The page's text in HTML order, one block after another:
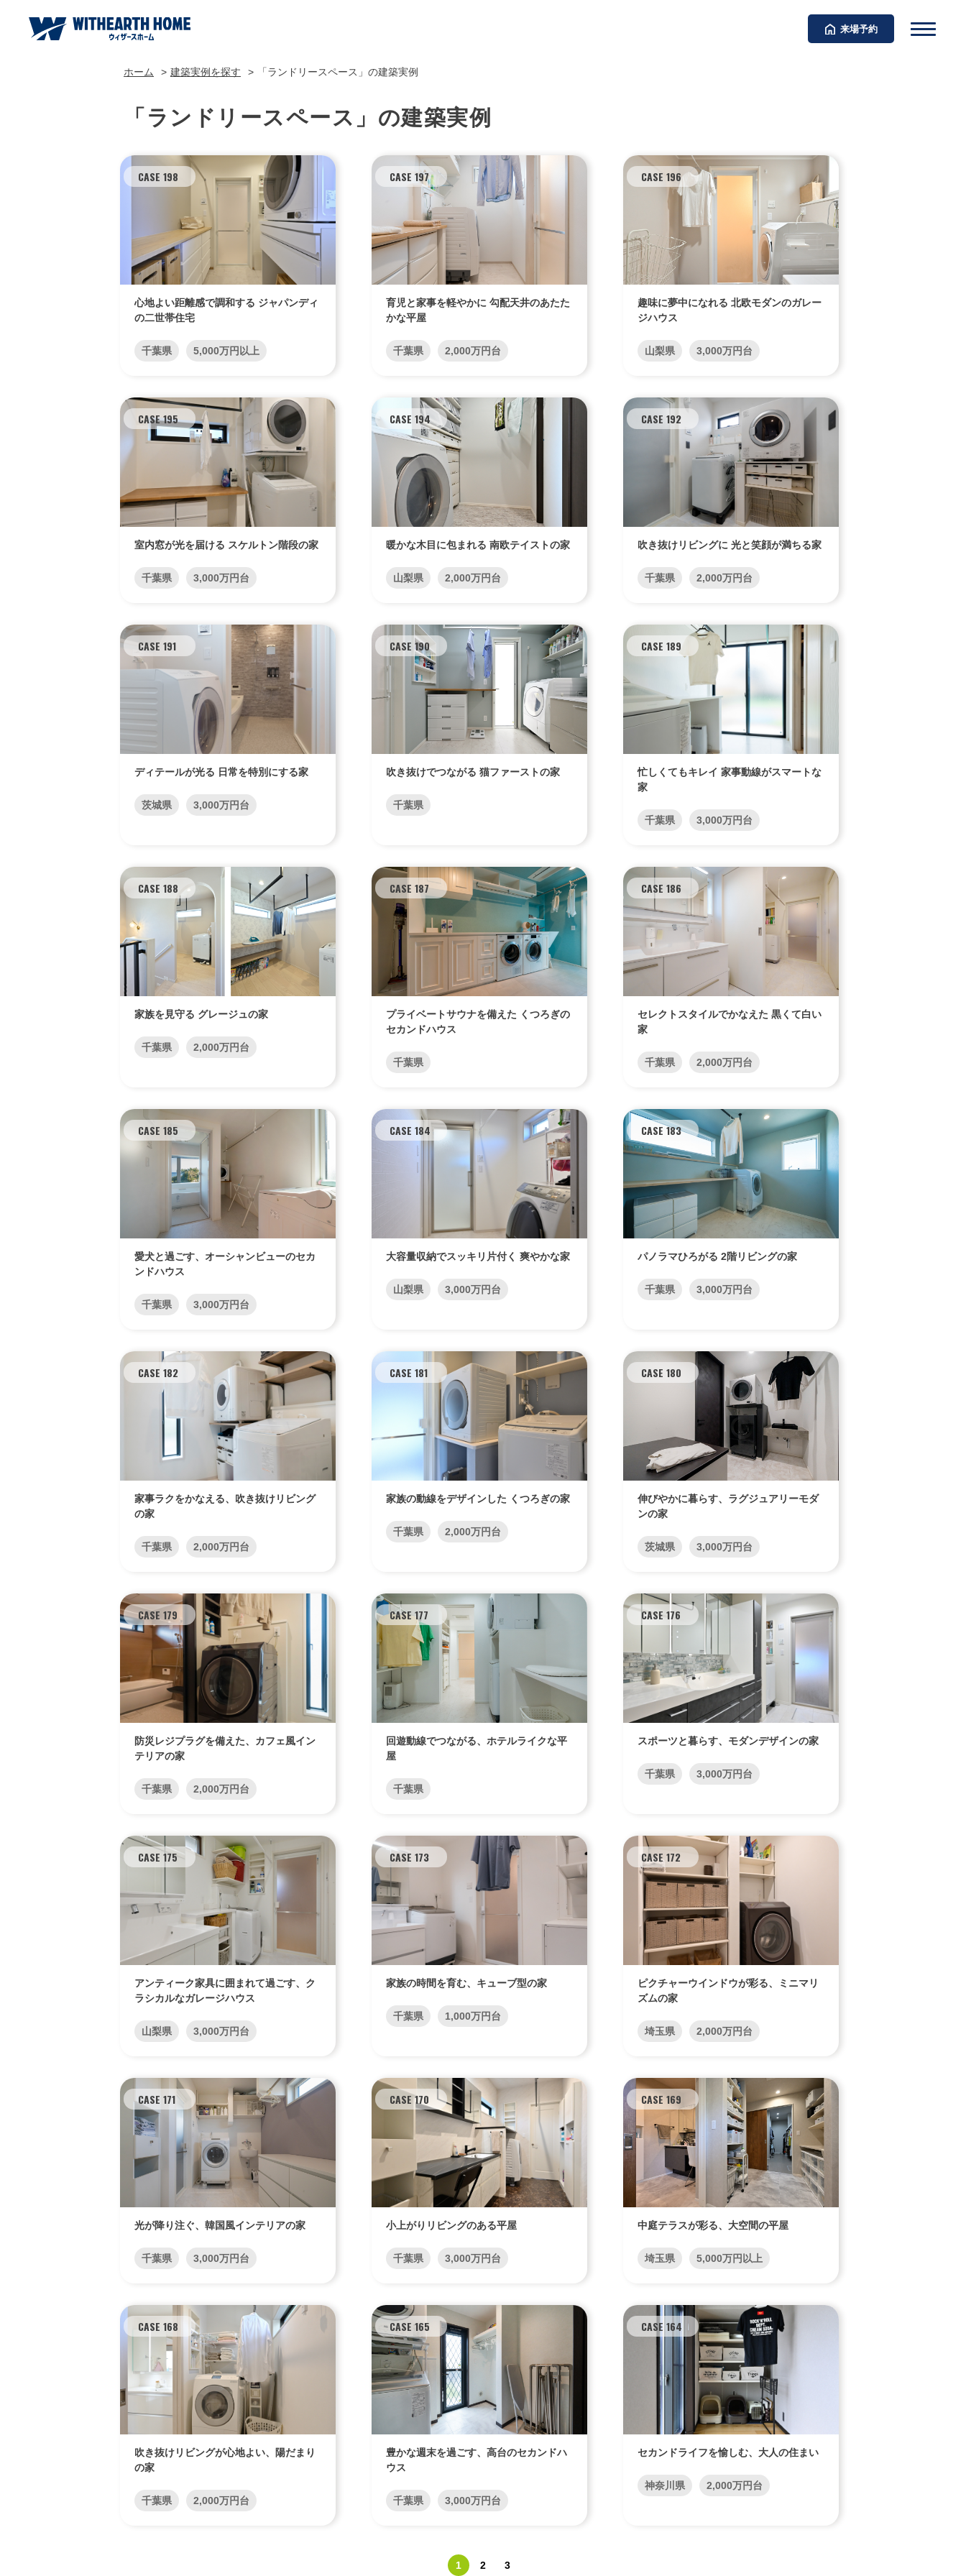
来場予約
WITHEARTH HOME の BEST PLAN
エリア限定商品
ホーム 建築実例を探す 「ランドリースペース」の建築実例
「ランドリースペース」の建築実例
CASE 198
心地よい距離感で調和する ジャパンディ
の二世帯住宅
千葉県 5,000万円以上
CASE 197
育児と家事を軽やかに 勾配天井のあたた
かな平屋
千葉県 2,000万円台
CASE 196
趣味に夢中になれる 北欧モダンのガレー
ジハウス
山梨県 3,000万円台
CASE 195
室内窓が光を届ける スケルトン階段の家
千葉県 3,000万円台
CASE 194
暖かな木目に包まれる 南欧テイストの家
山梨県 2,000万円台
CASE 192
吹き抜けリビングに 光と笑顔が満ちる家
千葉県 2,000万円台
CASE 191
ディテールが光る 日常を特別にする家
茨城県 3,000万円台
CASE 190
吹き抜けでつながる 猫ファーストの家
千葉県
CASE 189
忙しくてもキレイ 家事動線がスマートな
家
千葉県 3,000万円台
CASE 188
家族を見守る グレージュの家
千葉県 2,000万円台
CASE 187
プライベートサウナを備えた くつろぎの
セカンドハウス
千葉県
CASE 186
セレクトスタイルでかなえた 黒くて白い
家
千葉県 2,000万円台
CASE 185
愛犬と過ごす、オーシャンビューのセカ
ンドハウス
千葉県 3,000万円台
CASE 184
大容量収納でスッキリ片付く 爽やかな家
山梨県 3,000万円台
CASE 183
パノラマひろがる 2階リビングの家
千葉県 3,000万円台
CASE 182
家事ラクをかなえる、吹き抜けリビング
の家
千葉県 2,000万円台
CASE 181
家族の動線をデザインした くつろぎの家
千葉県 2,000万円台
CASE 180
伸びやかに暮らす、ラグジュアリーモダ
ンの家
茨城県 3,000万円台
CASE 179
防災レジプラグを備えた、カフェ風イン
テリアの家
千葉県 2,000万円台
CASE 177
回遊動線でつながる、ホテルライクな平
屋
千葉県
CASE 176
スポーツと暮らす、モダンデザインの家
千葉県 3,000万円台
CASE 175
アンティーク家具に囲まれて過ごす、ク
ラシカルなガレージハウス
山梨県 3,000万円台
CASE 173
家族の時間を育む、キューブ型の家
千葉県 1,000万円台
CASE 172
ピクチャーウインドウが彩る、ミニマリ
ズムの家
埼玉県 2,000万円台
CASE 171
光が降り注ぐ、韓国風インテリアの家
千葉県 3,000万円台
CASE 170
小上がりリビングのある平屋
千葉県 3,000万円台
CASE 169
中庭テラスが彩る、大空間の平屋
埼玉県 5,000万円以上
CASE 168
吹き抜けリビングが心地よい、陽だまり
の家
千葉県 2,000万円台
CASE 165
豊かな週末を過ごす、高台のセカンドハ
ウス
千葉県 3,000万円台
CASE 164
セカンドライフを愉しむ、大人の住まい
神奈川県 2,000万円台
1 2 3